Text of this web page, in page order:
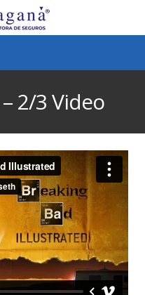
2/3 Video